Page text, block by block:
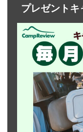
プレゼントキ